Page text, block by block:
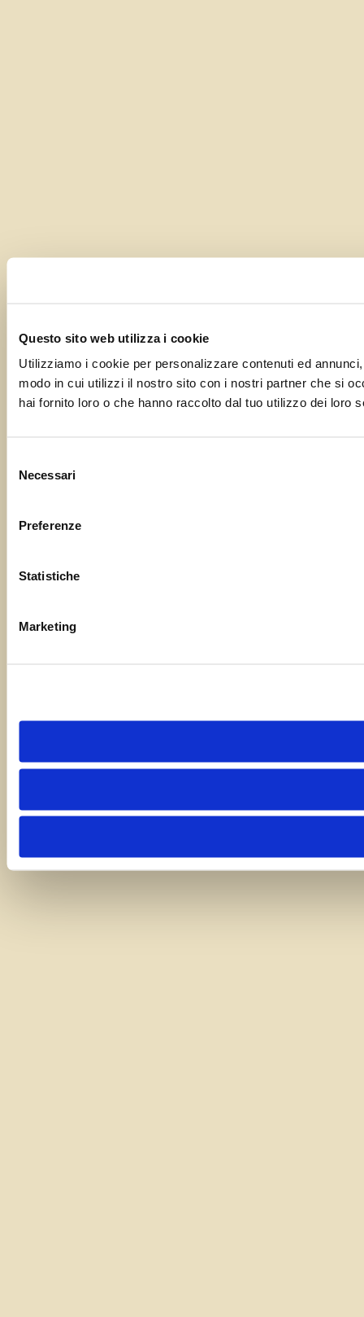
Questo sito web utilizza i cookie
Utilizziamo i cookie per personalizzare contenuti ed
modo in cui utilizzi il nostro sito con i nostri partner che si
hai fornito loro o che hanno raccolto dal tuo utilizzo dei loro
delNecessari
Preferenze
Statistiche
Marketing